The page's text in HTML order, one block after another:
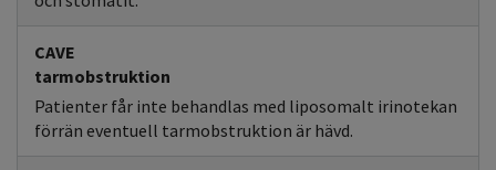
CAVE
tarmobstruktion
Patienter får inte behandlas med liposomalt irinotekan
förrän eventuell tarmobstruktion är hävd.